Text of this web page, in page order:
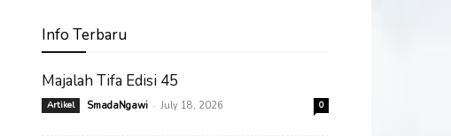
Info Terbaru
Majalah Tifa Edisi 45
Artikel SmadaNgawi - July 18, 2026 0